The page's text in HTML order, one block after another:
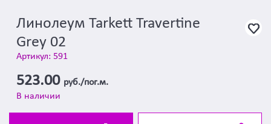
Линолеум Tarkett Travertine
Grey 02
Артикул: 591
523.00 руб./пог.м.
В наличии